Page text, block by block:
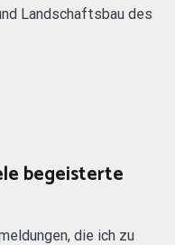
Landschaftsbau des
begeisterte
die ich zu